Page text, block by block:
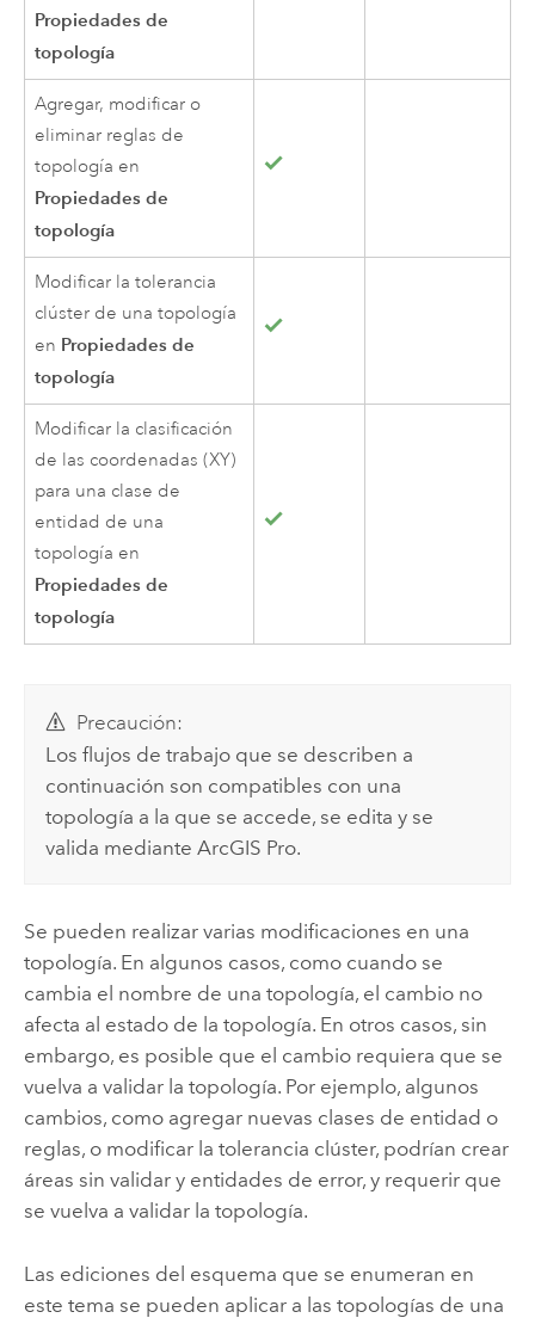
Propiedades de
topología
Agregar, modificar o
eliminar reglas de
topología en
Propiedades de
topología
Modificar la tolerancia
clúster de una topología
en Propiedades de
topología
Modificar la clasificación
de las coordenadas (XY)
para una clase de
entidad de una
topología en
Propiedades de
topología
Precaución:
Los flujos de trabajo que se describen a
continuación son compatibles con una
topología a la que se accede, se edita y se
valida medianteArcGIS Pro.
Se pueden realizar varias modificaciones en una
topología. En algunos casos, como cuando se
cambia el nombre de una topología, el cambio no
afecta al estado de la topología. En otros casos, sin
embargo, es posible que el cambio requiera que se
vuelva a validar la topología. Por ejemplo, algunos
cambios, como agregar nuevas clases de entidad o
reglas, o modificar la tolerancia clúster, podrían crear
áreas sin validar y entidades de error, y requerir que
se vuelva a validar la topología.
Las ediciones del esquema que se enumeran en
este tema se pueden aplicar a las topologías de una